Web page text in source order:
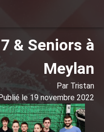
& Seniors à
Meylan
Par Tristan
le 19 novembre 2022